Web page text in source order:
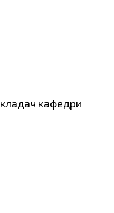
кафедри